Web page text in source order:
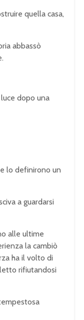
quella casa,
abbassò
dopo una
lo definirono un
a guardarsi
alle ultime
la cambiò
ha il volto di
rifiutandosi